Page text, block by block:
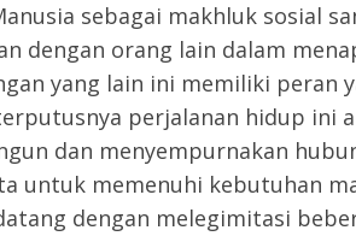
sebagai makhluk sosial
dengan orang lain dalam
yang lain ini memiliki peran
perjalanan hidup ini
dan menyempurnakan
untuk memenuhi kebutuhan
dengan melegimitasi